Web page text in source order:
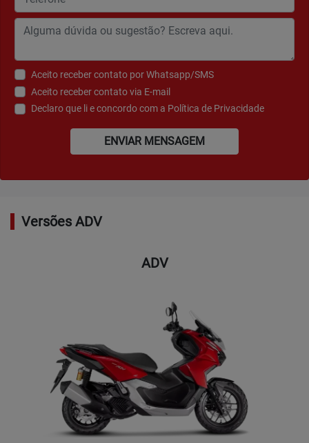
Aceito receber contato por Whatsapp/SMS
Aceito receber contato via E-mail
Declaro que li e concordo com a Política de Privacidade
ENVIAR MENSAGEM
Versões ADV
ADV